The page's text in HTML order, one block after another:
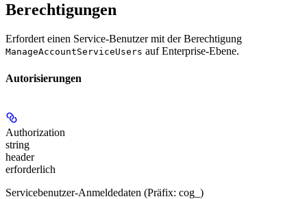
Berechtigungen
Erfordert einen Service-Benutzer mit der Berechtigung
ManageAccountServiceUsers auf Enterprise-Ebene.
Autorisierungen
Authorization
string
header
erforderlich
Servicebenutzer-Anmeldedaten (Präfix: cog_)